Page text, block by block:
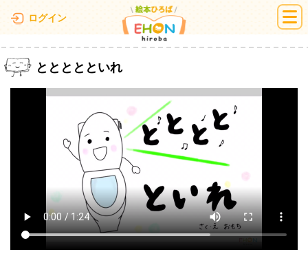
ログイン 絵本ひろば
ととととといれ